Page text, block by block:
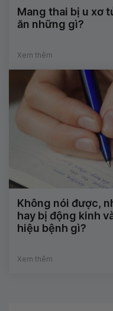
Mang thai bị u xơ
ăn những gì?
Xem thêm
Không nói được,
hay bị động kinh
hiệu bệnh gì?
Xem thêm